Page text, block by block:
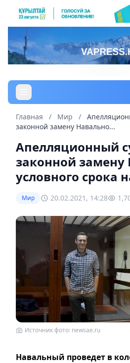
Главная / Мир /
законной замену Навально...
Апелляционный
законной
условного срока
Мир 20.02.2021, 14:28
Источник фото: newsae.ru
Навальный проведет в